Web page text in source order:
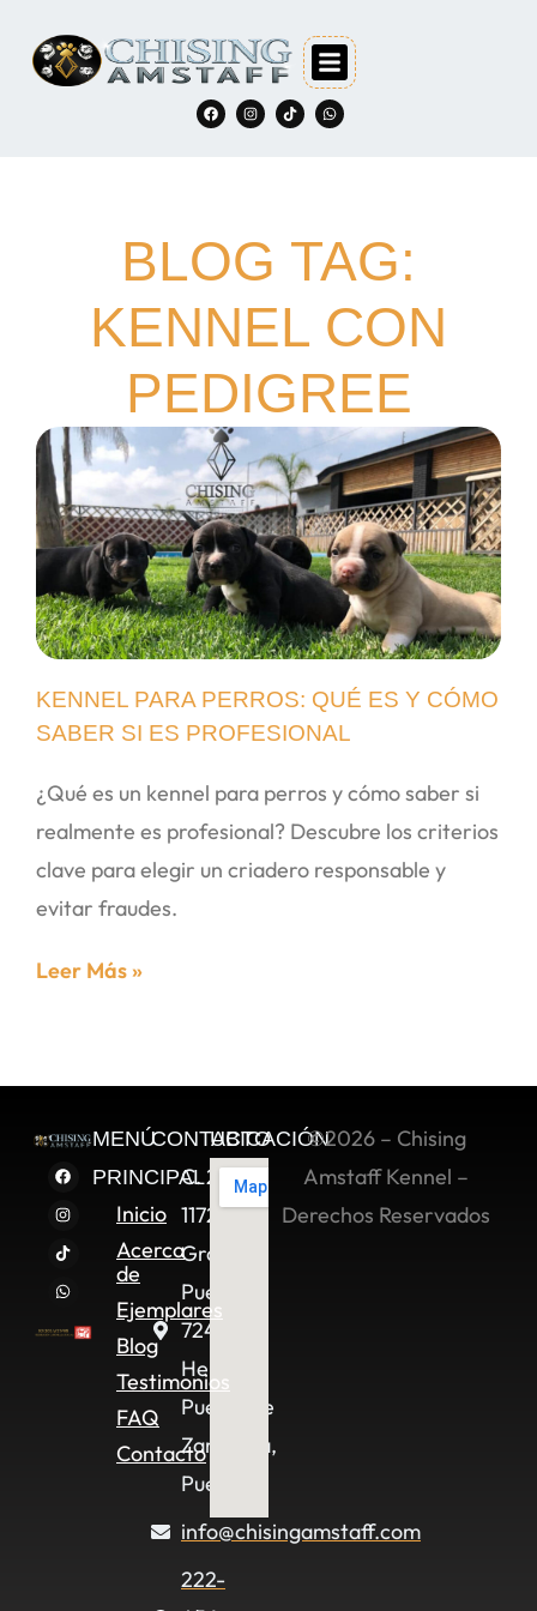
BLOG TAG:
KENNEL CON
PEDIGREE
KENNEL PARA PERROS: QUÉ ES Y CÓMO
SABER SI ES PROFESIONAL
¿Qué es un kennel para perros y cómo saber si
realmente es profesional? Descubre los criterios
clave para elegir un criadero responsable y
evitar fraudes.
Leer Más »
MENÚ
PRINCIPAL
Inicio
Acerca
de
Ejemplares
Blog
Testimonios
FAQ
Contacto
CONTACTO
C. 2 Sur
11722,
Granjas
Puebla,
72490
Heroica
Puebla de
Zaragoza,
Pue.
info@chisingamstaff.com
222-
UBICACIÓN©2026 – Chising
Amstaff Kennel –
Derechos Reservados